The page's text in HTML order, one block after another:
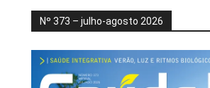
Nº 373 – julho-agosto 2026